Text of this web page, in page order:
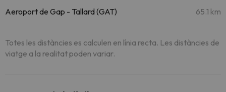
Aeroport de Gap - Tallard (GAT) 65.1 km
Totes les distàncies es calculen en línia recta. Les distàncies de
viatge a la realitat poden variar.